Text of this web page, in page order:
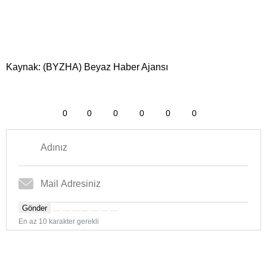
Kaynak: (BYZHA) Beyaz Haber Ajansı
0 0 0 0 0 0
Gönder
En az 10 karakter gerekli